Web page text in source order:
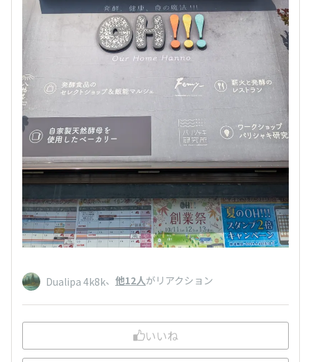
Dualipa 4k8k、 他12人がリアクション
いいね